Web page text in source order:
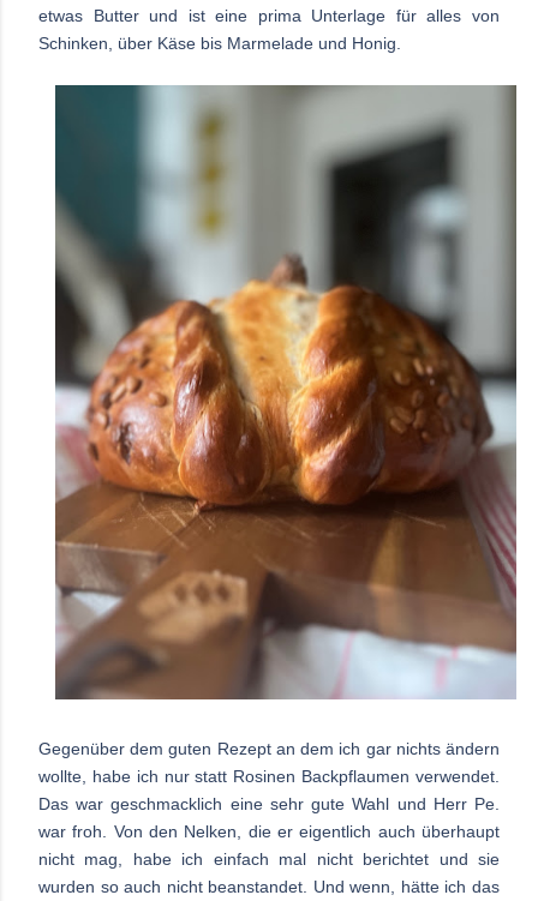
etwas Butter und ist eine prima
Unterlage für alles von
Schinken, über Käse bis Marmelade und Honig.
Gegenüber dem guten Rezept an dem ich gar nichts ändern
wollte, habe ich nur statt Rosinen Backpflaumen verwendet.
Das war geschmacklich eine sehr gute Wahl und Herr Pe.
war froh. Von den Nelken, die er eigentlich auch überhaupt
nicht mag, habe ich einfach mal nicht berichtet und sie
wurden so auch nicht beanstandet. Und wenn, hätte ich das